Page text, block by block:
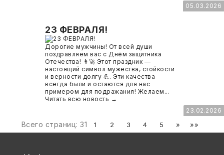
МЕДИЦИНСКИЕ ТОВАРЫ
СРЕДСТВА ИНДИВИД. ЗАЩИТЫ
РАБОЧАЯ ОДЕЖДА И СИЗ
05.03.2026
23 ФЕВРАЛЯ!
23.02.2026
Дорогие мужчины! От всей души
поздравляем вас с Днём защитника
Отечества! 👩‍🚀 Этот праздник —
настоящий символ мужества, стойкости
и верности долгу 💪. Эти качества
всегда были и остаются для нас
примером для подражания! Желаем...
Читать всю новость →
Всего страниц:31 1 2 3 4 5 » »»